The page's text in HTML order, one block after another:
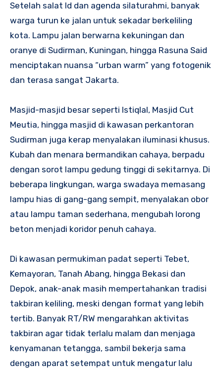
Setelah salat Id dan agenda silaturahmi, banyak
warga turun ke jalan untuk sekadar berkeliling
kota. Lampu jalan berwarna kekuningan dan
oranye di Sudirman, Kuningan, hingga Rasuna Said
menciptakan nuansa “urban warm” yang fotogenik
dan terasa sangat Jakarta.
Masjid-masjid besar seperti Istiqlal, Masjid Cut
Meutia, hingga masjid di kawasan perkantoran
Sudirman juga kerap menyalakan iluminasi khusus.
Kubah dan menara bermandikan cahaya, berpadu
dengan sorot lampu gedung tinggi di sekitarnya. Di
beberapa lingkungan, warga swadaya memasang
lampu hias di gang-gang sempit, menyalakan obor
atau lampu taman sederhana, mengubah lorong
beton menjadi koridor penuh cahaya.
Di kawasan permukiman padat seperti Tebet,
Kemayoran, Tanah Abang, hingga Bekasi dan
Depok, anak-anak masih mempertahankan tradisi
takbiran keliling, meski dengan format yang lebih
tertib. Banyak RT/RW mengarahkan aktivitas
takbiran agar tidak terlalu malam dan menjaga
kenyamanan tetangga, sambil bekerja sama
dengan aparat setempat untuk mengatur lalu